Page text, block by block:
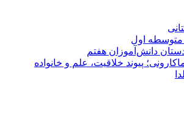
متوسطه اول
دانش‌آموزان هفتم
پیوند خلاقیت، علم و خانواده